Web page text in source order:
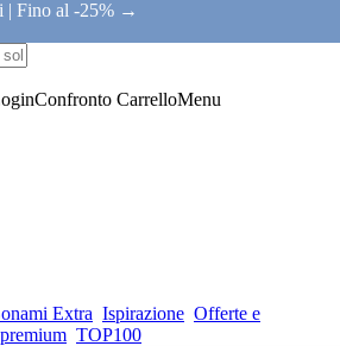
| Fino al -25% →
Confronto CarrelloMenu
Extra Ispirazione Offerte e
TOP100